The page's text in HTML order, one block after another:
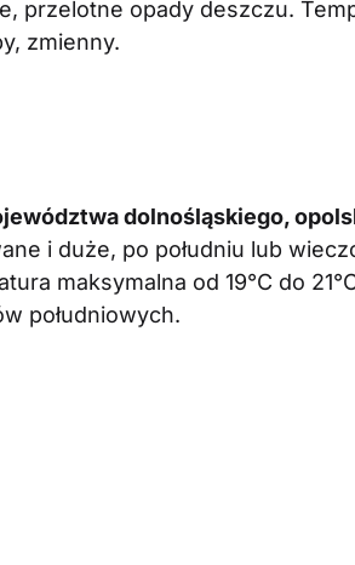
przelotne opady deszczu.
zmienny.
dolnośląskiego,
i duże, po południu lub
maksymalna od 19°C do
południowych.